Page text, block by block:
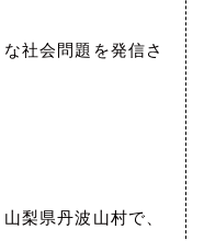
社会問題を発信さ
梨県丹波山村で、